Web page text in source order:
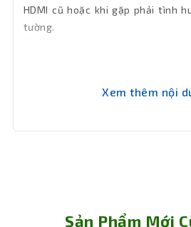
HDMI cũ hoặc khi gặp phải tình
tường.
Xem thêm nội
Sản Phẩm Mới